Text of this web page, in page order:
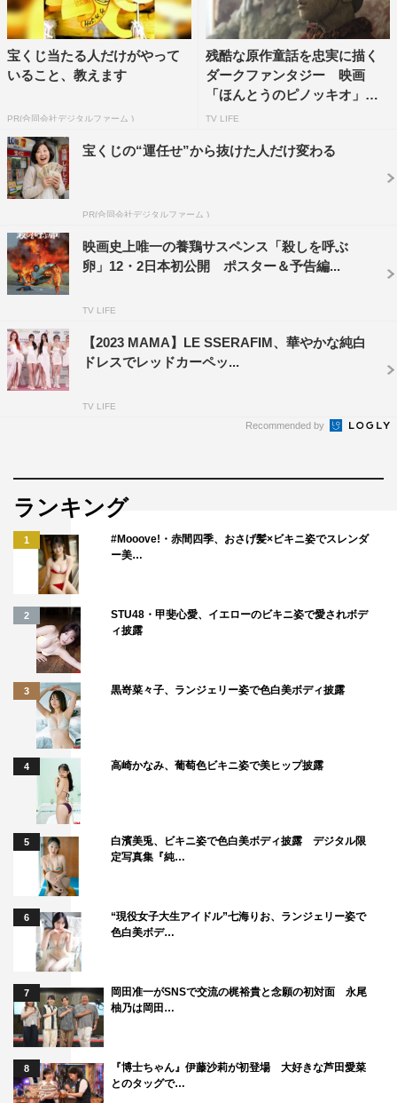
宝くじ当たる人だけがやって
いること、教えます
PR(合同会社デジタルファーム )
残酷な原作童話を忠実に描く
ダークファンタジー 映画
「ほんとうのピノッキオ」予
告編...
TV LIFE
宝くじの“運任せ”から抜けた人だけ変わる
PR(合同会社デジタルファーム )
映画史上唯一の養鶏サスペンス「殺しを呼ぶ
卵」12・2日本初公開 ポスター＆予告編...
TV LIFE
【2023 MAMA】LE SSERAFIM、華やかな純白
ドレスでレッドカーペッ...
TV LIFE
Recommended by
ランキング
1
#Mooove!・赤間四季、おさげ髪×ビキニ姿でスレンダ
ー美…
2
STU48・甲斐心愛、イエローのビキニ姿で愛されボデ
ィ披露
3 黒嵜菜々子、ランジェリー姿で色白美ボディ披露
4 高崎かなみ、葡萄色ビキニ姿で美ヒップ披露
5
白濱美兎、ビキニ姿で色白美ボディ披露 デジタル限
定写真集『純…
6
“現役女子大生アイドル”七海りお、ランジェリー姿で
色白美ボデ…
7
岡田准一がSNSで交流の梶裕貴と念願の初対面 永尾
柚乃は岡田…
8
『博士ちゃん』伊藤沙莉が初登場 大好きな芦田愛菜
とのタッグで…